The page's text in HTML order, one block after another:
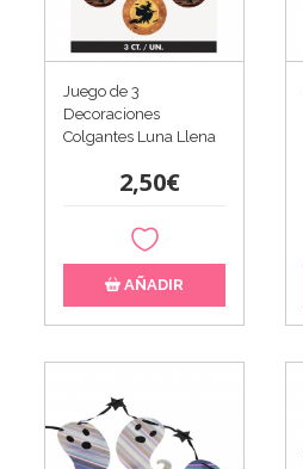
Juego de 3
Decoraciones
Colgantes Luna Llena
2,50€
AÑADIR